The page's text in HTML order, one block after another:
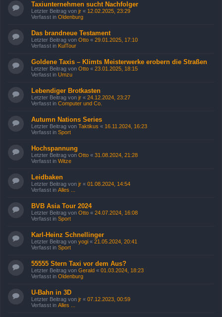
Taxiunternehmen sucht Nachfolger
Letzter Beitrag von jr « 12.02.2025, 23:29
Verfasst in Oldenburg
Das brandneue Testament
Letzter Beitrag von Otto « 29.01.2025, 17:10
Verfasst in KulTour
Goldene Taxis – Klimts Meisterwerke erobern die Straßen
Letzter Beitrag von Otto « 23.01.2025, 18:15
Verfasst in Umzu
Lebendiger Brotkasten
Letzter Beitrag von jr « 24.12.2024, 23:27
Verfasst in Computer und Co.
Autumn Nations Series
Letzter Beitrag von Taktikus « 16.11.2024, 16:23
Verfasst in Sport
Hochspannung
Letzter Beitrag von Otto « 31.08.2024, 21:28
Verfasst in Witze
Leidbaken
Letzter Beitrag von jr « 01.08.2024, 14:54
Verfasst in Alles ...
BVB Asia Tour 2024
Letzter Beitrag von Otto « 24.07.2024, 16:08
Verfasst in Sport
Karl-Heinz Schnellinger
Letzter Beitrag von yogi « 21.05.2024, 20:41
Verfasst in Sport
55555 Stern Taxi vor dem Aus?
Letzter Beitrag von Gerald « 01.03.2024, 18:23
Verfasst in Oldenburg
U-Bahn in 3D
Letzter Beitrag von jr « 07.12.2023, 00:59
Verfasst in Alles ...